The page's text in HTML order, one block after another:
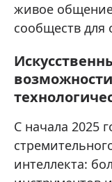
живое
сообществ
С начала 2025
интеллекта: